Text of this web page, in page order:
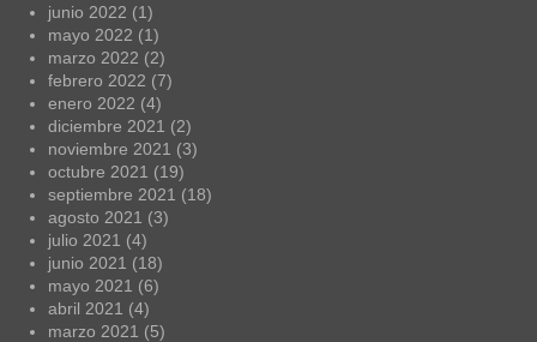
junio 2022 (1)
mayo 2022 (1)
marzo 2022 (2)
febrero 2022 (7)
enero 2022 (4)
diciembre 2021 (2)
noviembre 2021 (3)
octubre 2021 (19)
septiembre 2021 (18)
agosto 2021 (3)
julio 2021 (4)
junio 2021 (18)
mayo 2021 (6)
abril 2021 (4)
marzo 2021 (5)